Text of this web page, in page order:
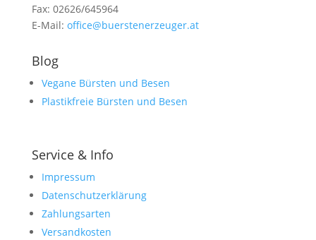
Fax: 02626/645964
E-Mail: office@buerstenerzeuger.at
Blog
Vegane Bürsten und Besen
Plastikfreie Bürsten und Besen
Service & Info
Impressum
Datenschutzerklärung
Zahlungsarten
Versandkosten